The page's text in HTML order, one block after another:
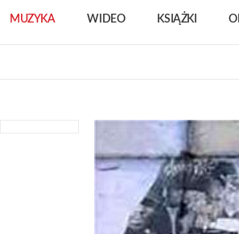
MUZYKA WIDEO KSIĄŻKI